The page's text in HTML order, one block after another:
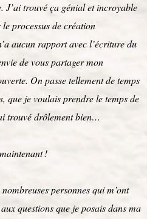
J’ai trouvé ça génial et incroyable
processus de création
aucun rapport avec l’écriture du
de vous partager mon
On passe tellement de temps
que je voulais prendre le temps de
trouvé drôlement bien…
!
personnes qui m’ont
questions que je posais dans ma